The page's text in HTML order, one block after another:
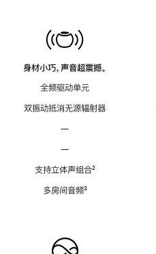
身材小巧，声音超震撼。
全频驱动单元
双振动抵消无源辐射器
—
—
支持立体声组合脚
²
多房间音频脚
³